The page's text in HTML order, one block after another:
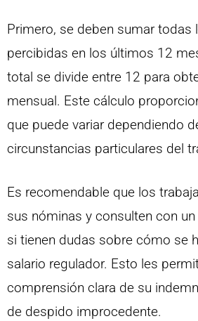
Primero, se deben sumar todas
percibidas en los últimos 12
total se divide entre 12 para
mensual. Este cálculo
que puede variar dependiendo
circunstancias particulares del
Es recomendable que los
sus nóminas y consulten con
si tienen dudas sobre cómo se
salario regulador. Esto les
comprensión clara de su
de despido improcedente.